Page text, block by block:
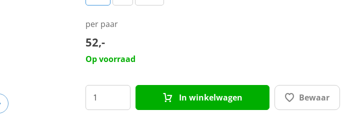
per paar
52,-
Op voorraad
In winkelwagen Bewaar